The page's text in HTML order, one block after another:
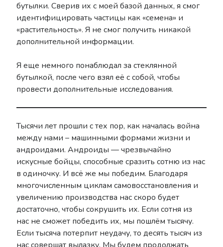
YoRHa
Drag-On Dragoon
LORE
NieR: Automata General
Replicant V1.22
SINoALICE
Tweets
Донаты
Поддержать можно здесь
бутылки. Сверив их с моей базой данных, я смог
идентифицировать частицы как «семена» и
«растительность». Я не смог получить никакой
дополнительной информации.
Я еще немного понаблюдал за стеклянной
бутылкой, после чего взял её с собой, чтобы
провести дополнительные исследования.
Тысячи лет прошли с тех пор, как началась война
между нами – машинными формами жизни и
андроидами. Андроиды — чрезвычайно
искусные бойцы, способные сразить сотню из нас
в одиночку. И всё же мы победим. Благодаря
многочисленным циклам самовосстановления и
увеличению производства нас скоро будет
достаточно, чтобы сокрушить их. Если сотня из
нас не сможет победить их, мы пошлём тысячу.
Если тысяча потерпит неудачу, то десять тысяч из